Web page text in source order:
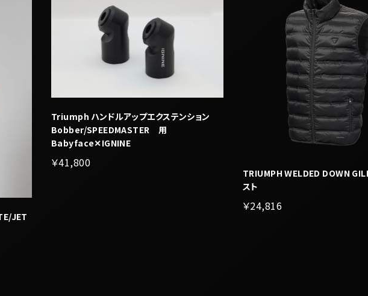
JET
Triumph ハンドルアップエクステンション
Bobber/SPEEDMASTER 用
Babyface✕IGNINE
￥41,800
TRIUMPH WELDED DOWN
スト
￥24,816